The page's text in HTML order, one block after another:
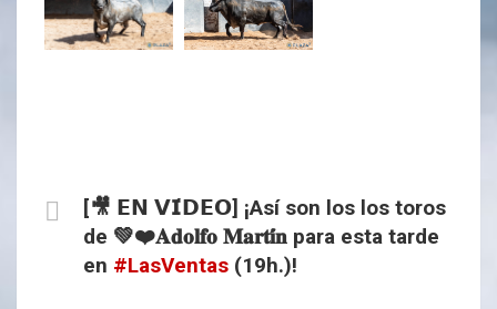
[🎥 𝗘𝗡 𝗩𝗜́𝗗𝗘𝗢] ¡Así son los los toros
de 💚❤️𝐀𝐝𝐨𝐥𝐟𝐨 𝐌𝐚𝐫𝐭𝐢́𝐧 para esta tarde
en #LasVentas (19h.)!